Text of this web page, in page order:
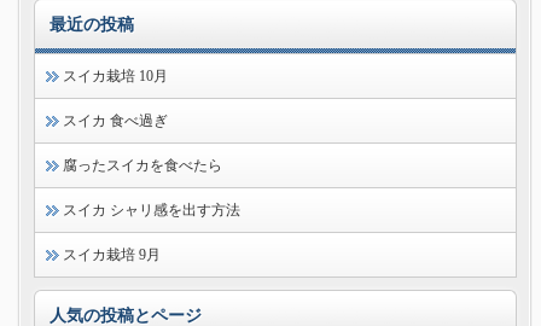
最近の投稿
スイカ栽培 10月
スイカ 食べ過ぎ
腐ったスイカを食べたら
スイカ シャリ感を出す方法
スイカ栽培 9月
人気の投稿とページ